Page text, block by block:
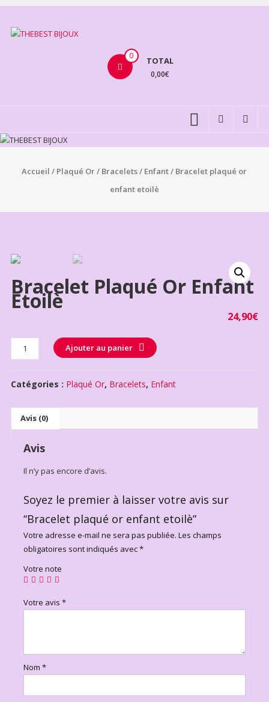
Aller
contenu
BIJOUX
0 TOTAL
0,00€
Accueil / Plaqué Or/ Bracelets/ Enfant/ Bracelet plaqué or
enfant etoilè
Bracelet Plaqué Or Enfant
Etoilè
24,90€
Quantité Ajouter au panier
Catégories : Plaqué Or, Bracelets, Enfant
Avis (0)
Avis
Il n’y pas encore d’avis.
Soyez le premier à laisser votre avis sur
“Bracelet plaqué or enfant etoilè”
Votre adresse e-mail ne sera pas publiée. Les champs
obligatoires sont indiqués avec*
Votre note
Votre avis *
Nom *